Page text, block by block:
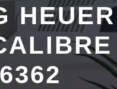
HEUER